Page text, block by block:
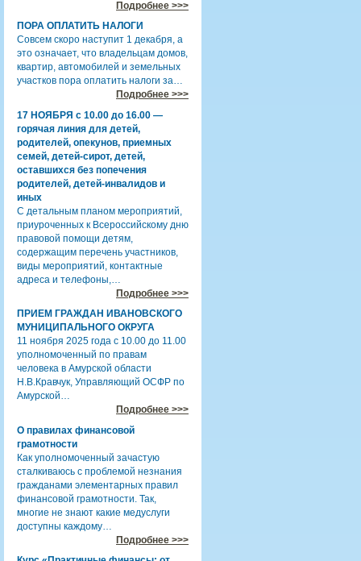
Подробнее >>>
ПОРА ОПЛАТИТЬ НАЛОГИ
Совсем скоро наступит 1 декабря, а
это означает, что владельцам домов,
квартир, автомобилей и земельных
участков пора оплатить налоги за…
Подробнее >>>
17 НОЯБРЯ с 10.00 до 16.00 —
горячая линия для детей,
родителей, опекунов, приемных
семей, детей-сирот, детей,
оставшихся без попечения
родителей, детей-инвалидов и
иных
С детальным планом мероприятий,
приуроченных к Всероссийскому дню
правовой помощи детям,
содержащим перечень участников,
виды мероприятий, контактные
адреса и телефоны,…
Подробнее >>>
ПРИЕМ ГРАЖДАН ИВАНОВСКОГО
МУНИЦИПАЛЬНОГО ОКРУГА
11 ноября 2025 года с 10.00 до 11.00
уполномоченный по правам
человека в Амурской области
Н.В.Кравчук, Управляющий ОСФР по
Амурской…
Подробнее >>>
О правилах финансовой
грамотности
Как уполномоченный зачастую
сталкиваюсь с проблемой незнания
гражданами элементарных правил
финансовой грамотности. Так,
многие не знают какие медуслуги
доступны каждому…
Подробнее >>>